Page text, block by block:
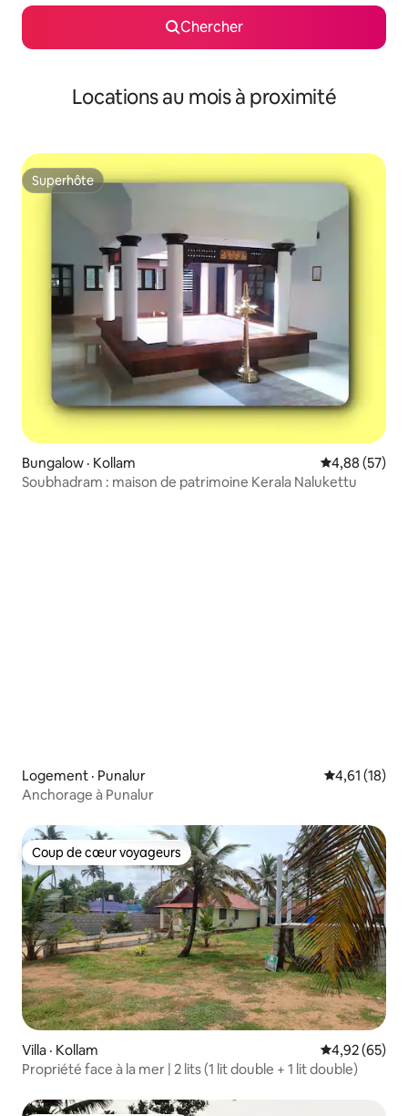
Chercher
Locations au mois à proximité
Superhôte
Superhôte
Bungalow · Kollam Note
4,88 (57)
Soubhadram : maison de patrimoine Kerala Nalukettu
Logement · Punalur Note
4,61 (18)
Anchorage à Punalur
Coup de cœur voyageurs
Coup de cœur voyageurs
Villa · Kollam Note
4,92 (65)
Propriété face à la mer | 2 lits (1 lit double + 1 lit double)